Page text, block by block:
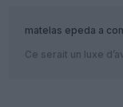
matelas epeda a
Ce serait un luxe